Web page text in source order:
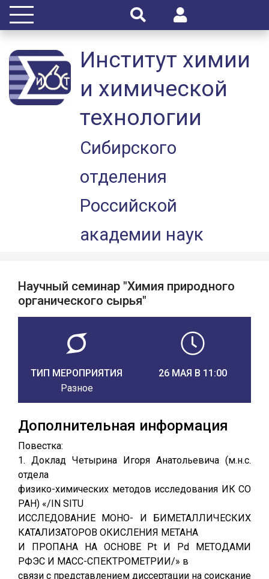
Институт химии
и химической
технологии
Сибирского
отделения
Российской
академии наук
Научный семинар "Химия природного
органического сырья"
ТИП МЕРОПРИЯТИЯ
Разное
26 МАЯ В 11:00
Дополнительная информация
Повестка:
1. Доклад Четырина Игоря Анатольевича (м.н.с.
отдела
физико-химических методов исследования ИК СО
РАН) «/IN SITU
ИССЛЕДОВАНИЕ МОНО- И БИМЕТАЛЛИЧЕСКИХ
КАТАЛИЗАТОРОВ ОКИСЛЕНИЯ МЕТАНА
И ПРОПАНА НА ОСНОВЕ Pt И Pd МЕТОДАМИ
РФЭС И МАСС-СПЕКТРОМЕТРИИ/» в
связи с представлением диссертации на соискание